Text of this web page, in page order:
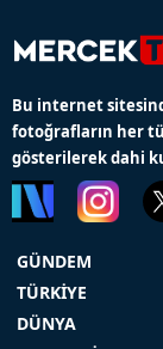
Bu internet
fotoğrafların her
gösterilerek dahi
GÜNDEM
TÜRKİYE
DÜNYA